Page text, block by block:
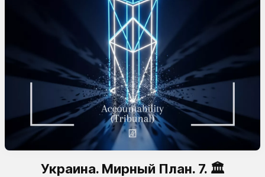
Украина. Мирный План. 7. 🏛️